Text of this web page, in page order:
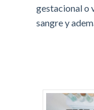
gestacional o
sangre y